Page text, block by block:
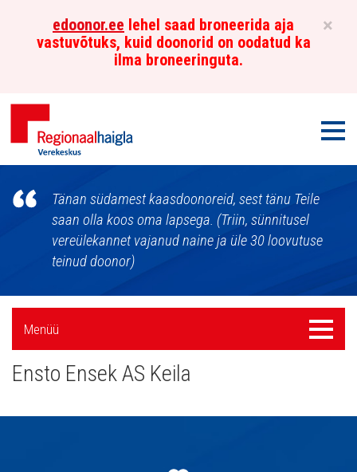
×
edoonor.ee lehel saad broneerida aja
vastuvõtuks, kuid doonorid on oodatud ka
ilma broneeringuta.
Põhja-
Eesti
Regionaalhaigla
Verekeskus
Tänan südamest kaasdoonoreid, sest tänu Teile
saan olla koos oma lapsega. (Triin, sünnitusel
vereülekannet vajanud naine ja üle 30 loovutuse
teinud doonor)
Külgpaani
navigatsioon
Menüü
Menüü
Ensto Ensek AS Keila